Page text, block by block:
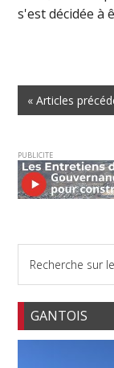
s'est décidée à
« Articles
PUBLICITE
GANTOIS